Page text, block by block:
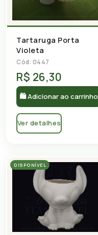
Tartaruga Porta
Violeta
Cód: 0447
R$ 26,30
🛍 Adicionar ao carrinho
Ver detalhes
DISPONÍVEL